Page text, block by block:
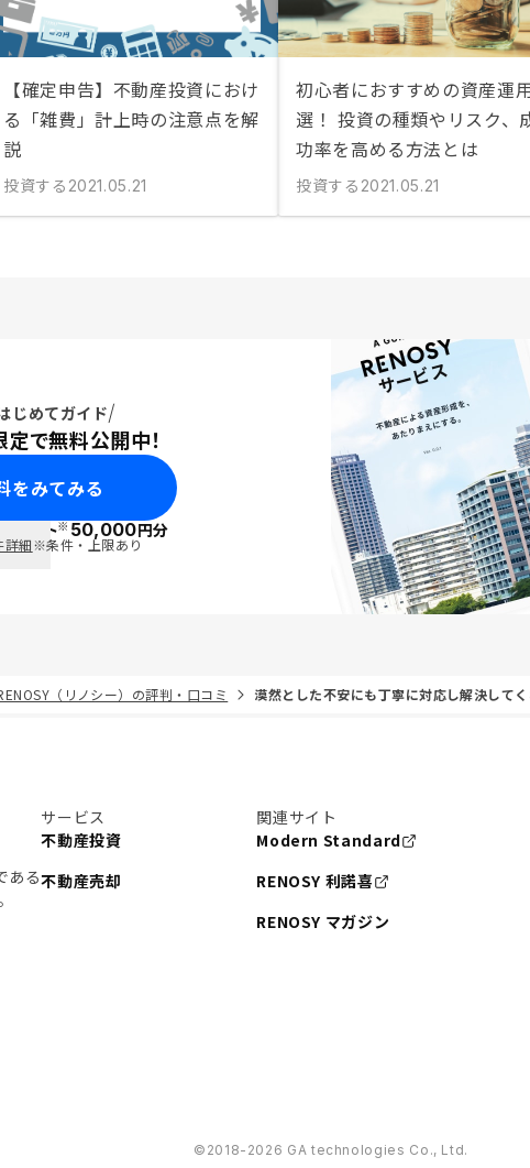
【確定申告】不動産投資におけ
る「雑費」計上時の注意点を解
説
投資する 2021.05.21
初心者におすすめの資産運
選！ 投資の種類やリスク、
功率を高める方法とは
投資する 2021.05.21
じめてガイド
で無料公開中！
をみてみる
ポイント※50,000円分
詳細※条件・上限あり
（リノシー）の評判・口コミ 漠然とした不安にも丁寧に対応し解決して
ある
サービス
不動産投資
不動産売却
関連サイト
Modern Standard
RENOSY 利諾喜
RENOSY マガジン
©︎2018-2026 GA technologies Co., Ltd.